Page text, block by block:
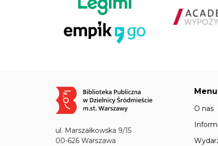
Obraz
ul. Marszałkowska 9/15
00-626 Warszawa
Menu
O nas